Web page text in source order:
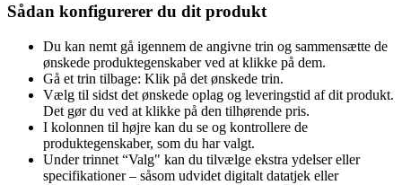
Sådan konfigurerer du dit produkt
Du kan nemt gå igennem de angivne trin og sammensætte de
ønskede produktegenskaber ved at klikke på dem.
Gå et trin tilbage: Klik på det ønskede trin.
Vælg til sidst det ønskede oplag og leveringstid af dit produkt.
Det gør du ved at klikke på den tilhørende pris.
I kolonnen til højre kan du se og kontrollere de
produktegenskaber, som du har valgt.
Under trinnet “Valg" kan du tilvælge ekstra ydelser eller
specifikationer – såsom udvidet digitalt datatjek eller